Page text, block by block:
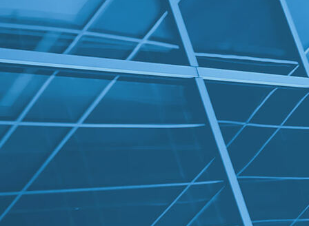
Vesiosuuskunnat 2020 luvulle b